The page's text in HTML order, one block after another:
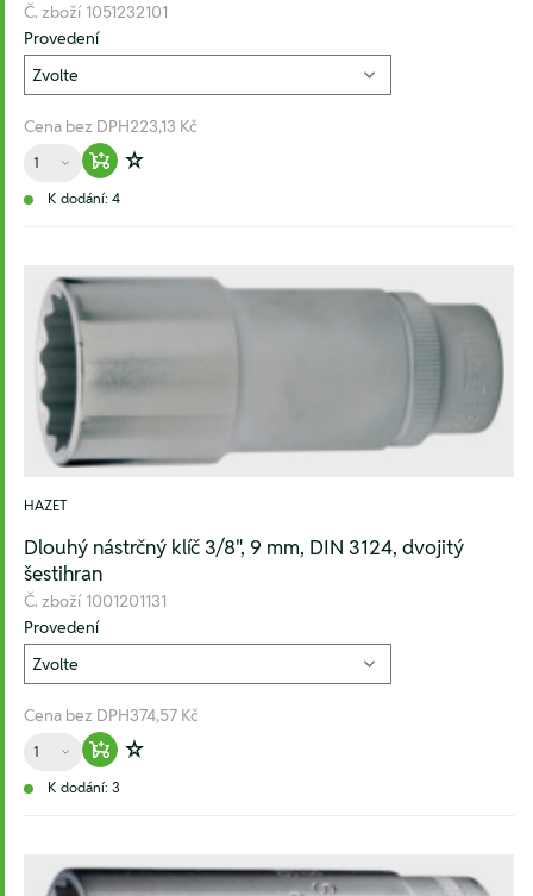
Č. zboží 1051232101
Provedení
Cena bez DPH223,13 Kč
Množství
Warenkorb hinzufügen
Zur Wunschliste hinzufügen
K dodání: 4
HAZET
Dlouhý nástrčný klíč 3/8", 9 mm, DIN 3124, dvojitý
šestihran
Č. zboží 1001201131
Provedení
Cena bez DPH374,57 Kč
Množství
Warenkorb hinzufügen
Zur Wunschliste hinzufügen
K dodání: 3